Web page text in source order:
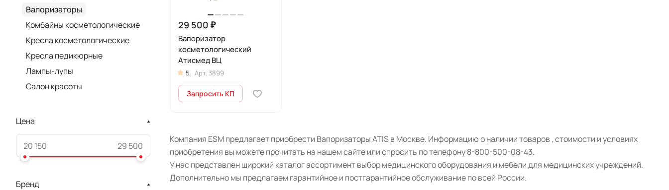
29 500 ₽
Вапоризатор
косметологический
Атисмед ВЦ
5 Арт. 3899
Запросить КП
Компания ESM предлагает приобрести Вапоризаторы ATIS в Москве. Информацию о наличии товаров , стоимости и условиях
приобретения вы можете прочитать на нашем сайте или спросить по телефону 8-800-500-08-43.
У нас представлен широкий каталог ассортимент выбор медицинского оборудования и мебели для медицинских учреждений.
Дополнительно мы предлагаем гарантийное и постгарантийное обслуживание по всей России.
Вапоризаторы
Комбайны косметологические
Кресла косметологические
Кресла педикюрные
Лампы-лупы
Салон красоты
Цена
Бренд